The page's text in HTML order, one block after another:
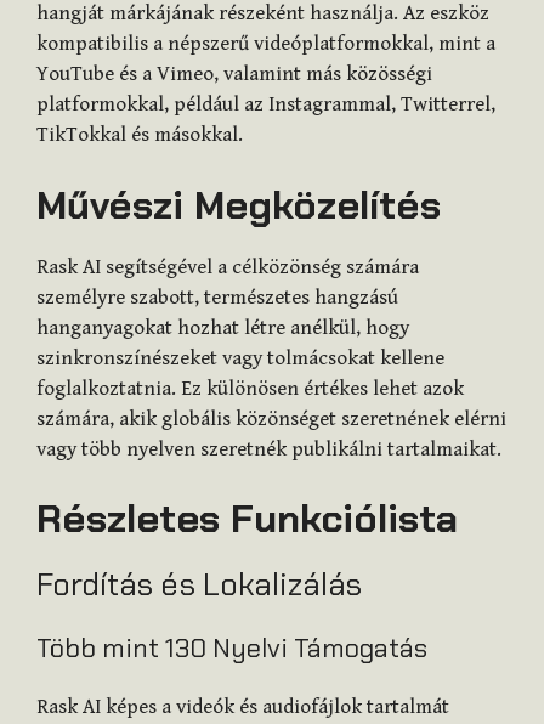
hangját márkájának részeként használja. Az eszköz
kompatibilis a népszerű videóplatformokkal, mint a
YouTube és a Vimeo, valamint más közösségi
platformokkal, például az Instagrammal, Twitterrel,
TikTokkal és másokkal​​.
Művészi Megközelítés
Rask AI segítségével a célközönség számára
személyre szabott, természetes hangzású
hanganyagokat hozhat létre anélkül, hogy
szinkronszínészeket vagy tolmácsokat kellene
foglalkoztatnia. Ez különösen értékes lehet azok
számára, akik globális közönséget szeretnének elérni
vagy több nyelven szeretnék publikálni tartalmaikat.
Részletes Funkciólista
Fordítás és Lokalizálás
Több mint 130 Nyelvi Támogatás
Rask AI képes a videók és audiofájlok tartalmát